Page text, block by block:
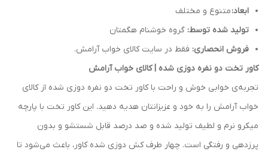
ابعاد:متنوع و مختلف
تولید شده توسط: گروه خوشنام هگمتان
فروش انحصاری: فقط در سایت کالای خواب آرامش.
کاور تخت دو نفره دوزی شده | کالای خواب آرامش
تجربه‌ی خوابی خوش و راحت با کاور تخت دو نفره دوزی شده از کالای
خواب آرامش را به خود و عزیزانتان هدیه دهید. این کاور تخت با پارچه
میکرو نرم و لطیف تولید شده و صد درصد قابل شستشو و بدون
پرزدهی و رفتگی است. چهار طرف کش دوزی شده کاور، باعث می‌شود تا